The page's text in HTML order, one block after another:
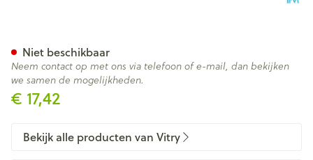
€ 17,42
Niet beschikbaar
Neem contact op met ons via telefoon of e-mail, dan bekijken
we samen de mogelijkheden.
Bekijk alle producten van Vitry